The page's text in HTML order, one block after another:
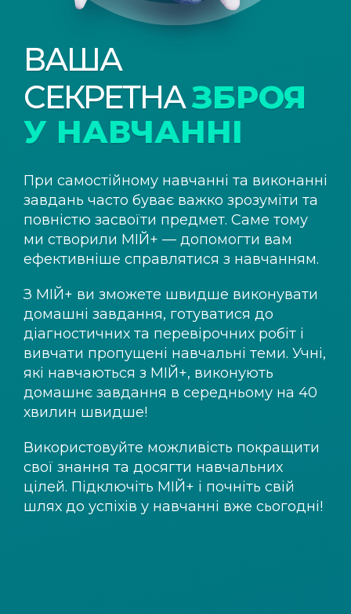
ВАША
СЕКРЕТНАЗБРОЯ
У НАВЧАННІ
При самостійному навчанні та виконанні
завдань часто буває важко зрозуміти та
повністю засвоїти предмет. Саме тому
ми створили МІЙ+ — допомогти вам
ефективніше справлятися з навчанням.
З МІЙ+ ви зможете швидше виконувати
домашні завдання, готуватися до
діагностичних та перевірочних робіт і
вивчати пропущені навчальні теми. Учні,
які навчаються з МІЙ+, виконують
домашнє завдання в середньому на 40
хвилин швидше!
Використовуйте можливість покращити
свої знання та досягти навчальних
цілей. Підключіть МІЙ+ і почніть свій
шлях до успіхів у навчанні вже сьогодні!